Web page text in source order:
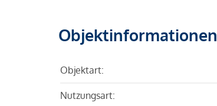
Objektinformationen
Objektart:
Nutzungsart: